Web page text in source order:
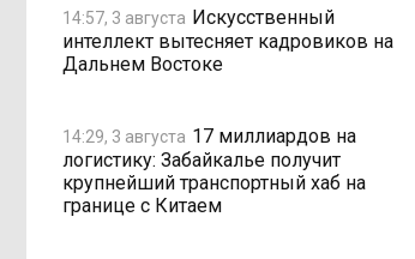
14:57, 3 августа Искусственный
интеллект вытесняет кадровиков на
Дальнем Востоке
14:29, 3 августа 17 миллиардов на
логистику: Забайкалье получит
крупнейший транспортный хаб на
границе с Китаем